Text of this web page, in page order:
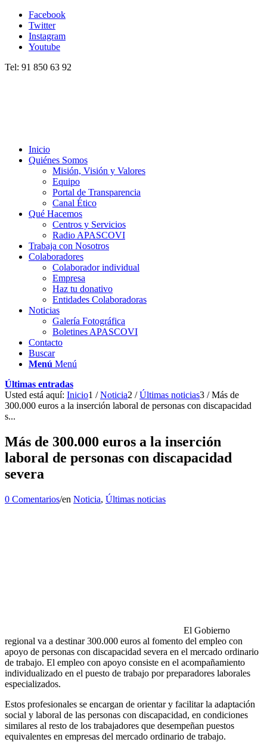
Facebook
Twitter
Instagram
Youtube
Tel: 91 850 63 92
Inicio
Quiénes Somos
Misión, Visión y Valores
Equipo
Portal de Transparencia
Canal Ético
Qué Hacemos
Centros y Servicios
Radio APASCOVI
Trabaja con Nosotros
Colaboradores
Colaborador individual
Empresa
Haz tu donativo
Entidades Colaboradoras
Noticias
Galería Fotográfica
Boletines APASCOVI
Contacto
Buscar
Menú Menú
Últimas entradas
Usted está aquí: Inicio1 / Noticia2 / Últimas noticias3 / Más de
300.000 euros a la inserción laboral de personas con discapacidad
s...
Más de 300.000 euros a la inserción
laboral de personas con discapacidad
severa
0 Comentarios/en Noticia, Últimas noticias
El Gobierno
regional va a destinar 300.000 euros al fomento del empleo con
apoyo de personas con discapacidad severa en el mercado ordinario
de trabajo. El empleo con apoyo consiste en el acompañamiento
individualizado en el puesto de trabajo por preparadores laborales
especializados.
Estos profesionales se encargan de orientar y facilitar la adaptación
social y laboral de las personas con discapacidad, en condiciones
similares al resto de los trabajadores que desempeñan puestos
equivalentes en empresas del mercado ordinario de trabajo.